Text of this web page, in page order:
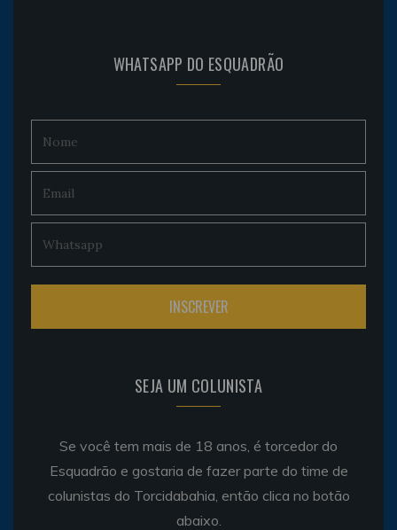
WHATSAPP DO ESQUADRÃO
SEJA UM COLUNISTA
Se você tem mais de 18 anos, é torcedor do
Esquadrão e gostaria de fazer parte do time de
colunistas do Torcidabahia, então clica no botão
abaixo.